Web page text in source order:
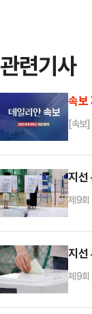
관련기사
속보
[속보
지선
제9회
2건
지
제9회
시 전